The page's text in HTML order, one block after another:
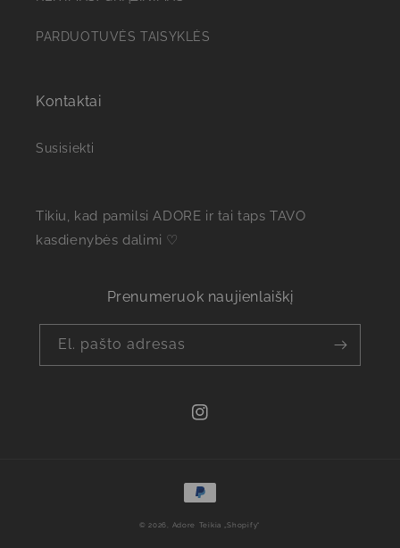
PARDUOTUVĖS TAISYKLĖS
Kontaktai
Susisiekti
Tikiu, kad pamilsi ADORE ir tai taps TAVO
kasdienybės dalimi ♡
Prenumeruok naujienlaiškį
El. pašto adresas
„Instagram“
Mokėjimo
© 2026, Adore Teikia „Shopify“